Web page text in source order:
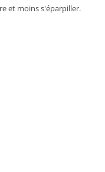
et moins s'éparpiller.